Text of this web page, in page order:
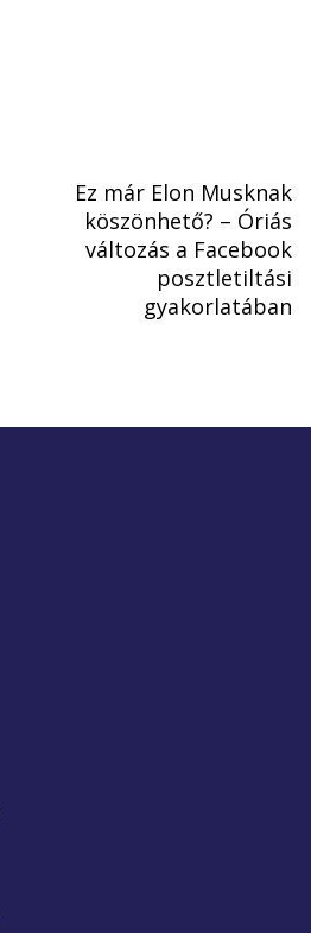
Ez már Elon Musknak
köszönhető? – Óriás
változás a Facebook
posztletiltási
gyakorlatában